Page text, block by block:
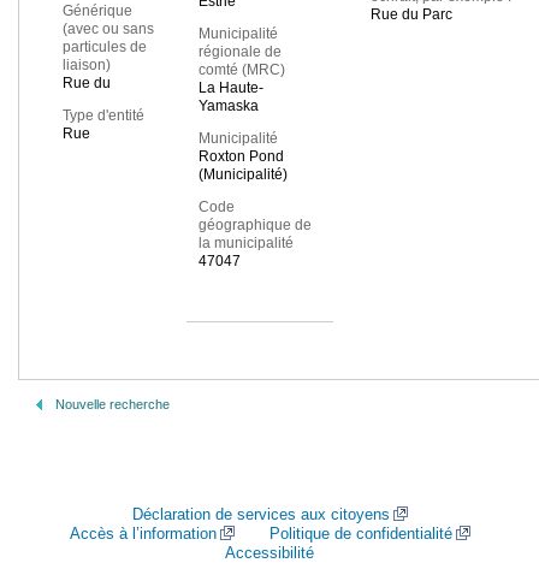
Générique
(avec ou sans
particules de
liaison)
Rue du
Type d'entité
Rue
Municipalité
régionale de
comté (MRC)
La Haute-
Yamaska
Municipalité
Roxton Pond
(Municipalité)
Code
géographique de
la municipalité
47047
Rue du Parc
Nouvelle recherche
Déclaration de services aux citoyens
Accès à l’information
Politique de confidentialité
Accessibilité